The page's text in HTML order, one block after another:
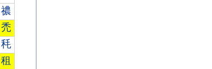
禯
禿
秏
租